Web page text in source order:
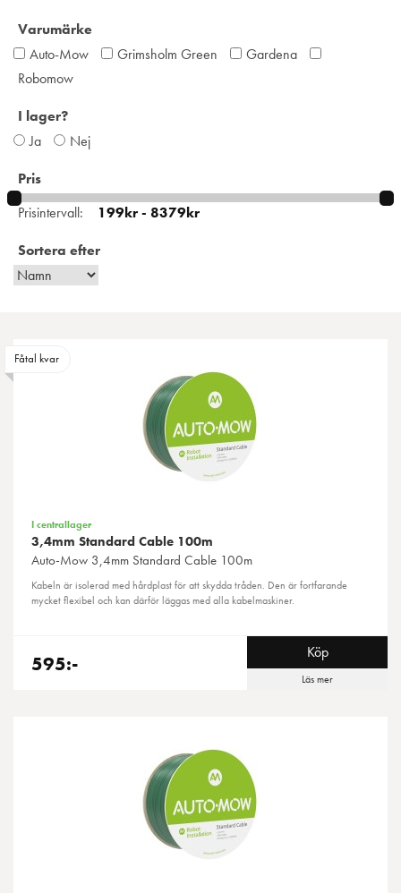
Varumärke
Auto-Mow
Grimsholm Green
Gardena
Robomow
I lager?
Ja
Nej
Pris
Prisintervall:
Sortera efter
Fåtal kvar
I centrallager
3,4mm Standard Cable 100m
Auto-Mow 3,4mm Standard Cable 100m
Kabeln är isolerad med hårdplast för att skydda tråden. Den är fortfarande
mycket flexibel och kan därför läggas med alla kabelmaskiner.
595:- Köp
Läs mer